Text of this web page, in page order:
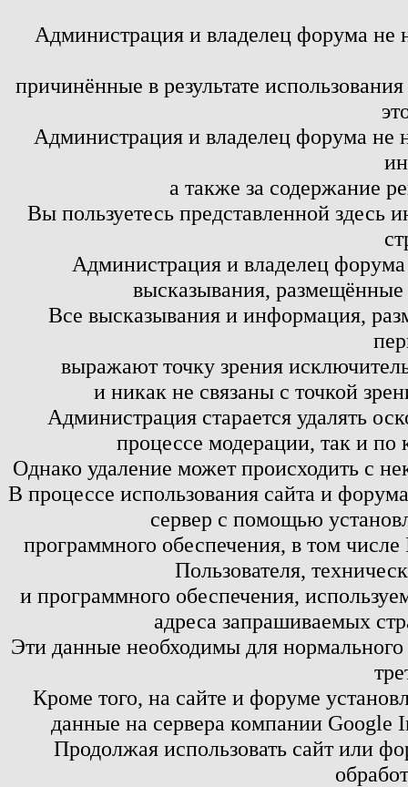
Администрация и владелец форума не
причинённые в результате
Администрация и владелец форума не
а также за содержание
Вы пользуетесь представленной здесь
Администрация и владелец
высказывания,
Все высказывания и информация,
выражают точку зрения
и никак не связаны с точкой
Администрация старается удалять
процессе модерации, так и по
Однако удаление может происходить с
В процессе использования сайта и
сервер с помощью
программного обеспечения, в том
Пользователя,
и программного обеспечения,
адреса запрашиваемых
Эти данные необходимы для
Кроме того, на сайте и форуме
данные на сервера компании
Продолжая использовать сайт или